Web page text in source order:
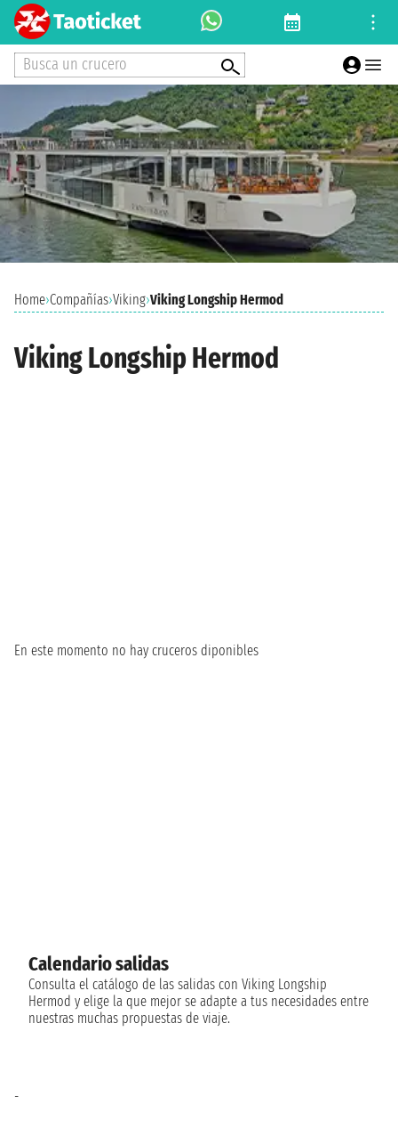
Busca un crucero
Home›Compañías›Viking›Viking Longship Hermod
Viking Longship Hermod
En este momento no hay cruceros diponibles
Calendario salidas
Consulta el catálogo de las salidas con Viking Longship
Hermod y elige la que mejor se adapte a tus necesidades entre
nuestras muchas propuestas de viaje.
-